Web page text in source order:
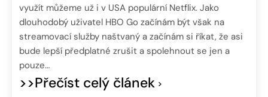
využít můžeme už i v USA populární Netflix. Jako
dlouhodobý uživatel HBO Go začínám být však na
streamovací služby naštvaný a začínám si říkat, že asi
bude lepší předplatné zrušit a spolehnout se jen a
pouze…
>>Přečíst celý článek